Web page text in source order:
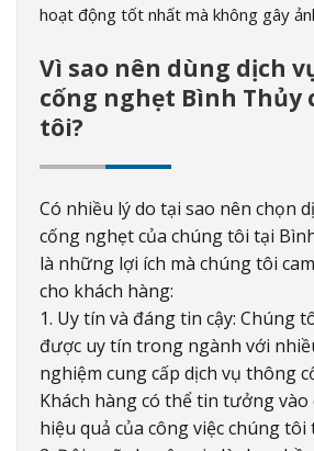
hoạt động tốt nhất mà không gây
Vì sao nên dùng dịch
cống nghẹt Bình Thủy
tôi?
Có nhiều lý do tại sao nên chọn
cống nghẹt của chúng tôi tại
là những lợi ích mà chúng tôi
cho khách hàng:
1. Uy tín và đáng tin cậy: Chúng
được uy tín trong ngành với
nghiệm cung cấp dịch vụ thông
Khách hàng có thể tin tưởng
hiệu quả của công việc chúng tôi